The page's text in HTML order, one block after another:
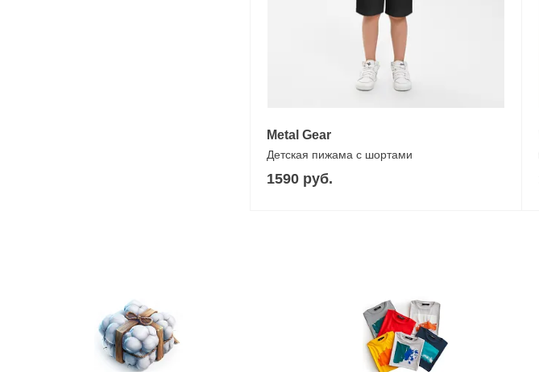
Metal Gear
Детская пижама с шортами
1590 руб.